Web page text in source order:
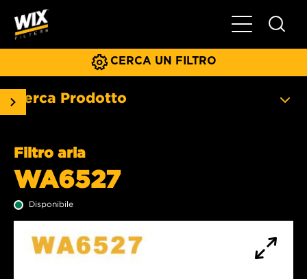
Menu
CERCA UN FILTRO
Cerca Prodotto
Filtro aria
WA6527
Disponibile